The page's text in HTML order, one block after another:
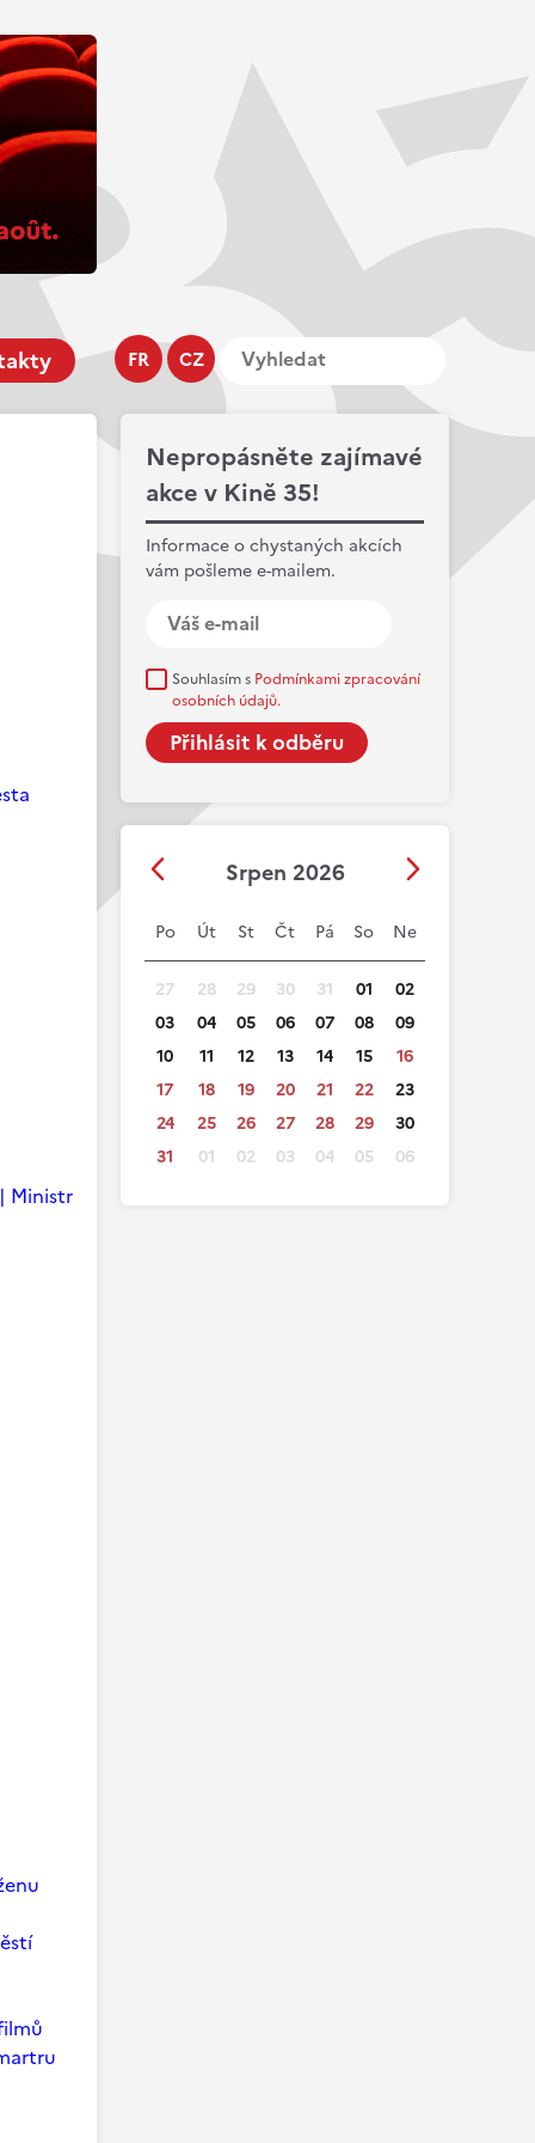
FR CZ
Nepropásněte zajímavé
akce v Kině 35!
Informace o chystaných akcích
vám pošleme e-mailem.
Souhlasím s Podmínkami zpracování
osobních údajů.
Srpen 2026
Po Út St Čt Pá So Ne
27 28 29 30 31 01
02
03
04 05 06 07 08
09
10
11 12 13 14 15
16
17
18 19 20 21 22
23
24
25 26 27 28 29
30
31
01 02 03 04 05 06
Ministr